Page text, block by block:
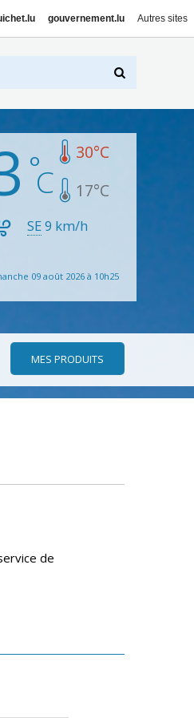
gouvernement.lu Autres sites
30°C
17°C
SE9 km/h
09 août 2026 à 10h25
MES PRODUITS
de